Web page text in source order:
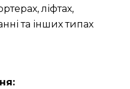
ліфтах,
та інших типах